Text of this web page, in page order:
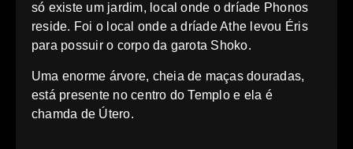
só existe um jardim, local onde o dríade Phonos
reside. Foi o local onde a dríade Athe levou Éris
para possuir o corpo da garota Shoko.
Uma enorme árvore, cheia de maças douradas,
está presente no centro do Templo e ela é
chamda de Útero.